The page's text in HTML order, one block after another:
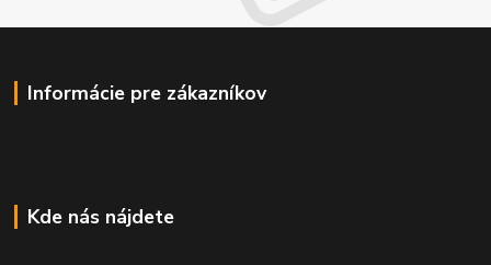
Informácie pre zákazníkov
Kde nás nájdete